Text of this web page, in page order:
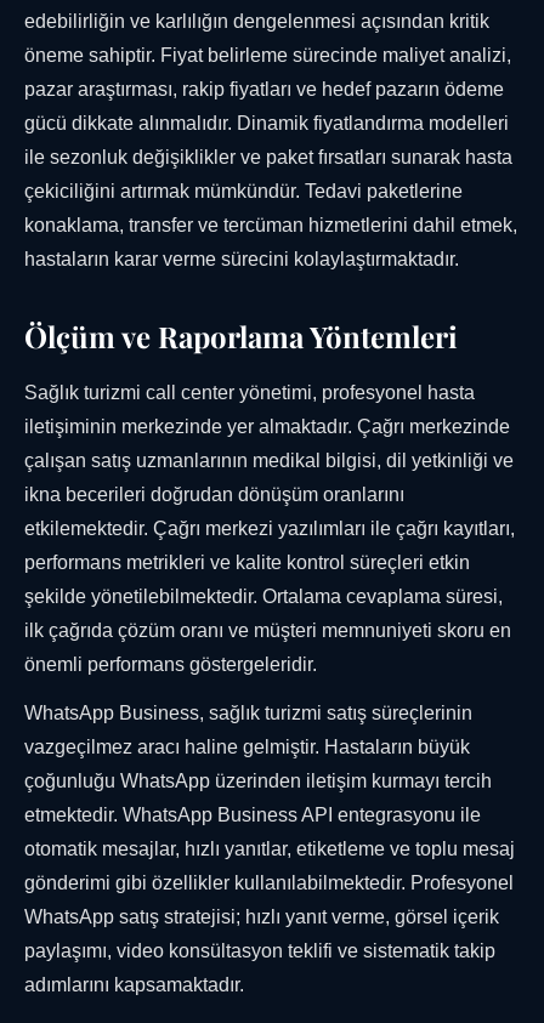
edebilirliğin ve karlılığın dengelenmesi açısından kritik
öneme sahiptir. Fiyat belirleme sürecinde maliyet analizi,
pazar araştırması, rakip fiyatları ve hedef pazarın ödeme
gücü dikkate alınmalıdır. Dinamik fiyatlandırma modelleri
ile sezonluk değişiklikler ve paket fırsatları sunarak hasta
çekiciliğini artırmak mümkündür. Tedavi paketlerine
konaklama, transfer ve tercüman hizmetlerini dahil etmek,
hastaların karar verme sürecini kolaylaştırmaktadır.
Ölçüm ve Raporlama Yöntemleri
Sağlık turizmi call center yönetimi, profesyonel hasta
iletişiminin merkezinde yer almaktadır. Çağrı merkezinde
çalışan satış uzmanlarının medikal bilgisi, dil yetkinliği ve
ikna becerileri doğrudan dönüşüm oranlarını
etkilemektedir. Çağrı merkezi yazılımları ile çağrı kayıtları,
performans metrikleri ve kalite kontrol süreçleri etkin
şekilde yönetilebilmektedir. Ortalama cevaplama süresi,
ilk çağrıda çözüm oranı ve müşteri memnuniyeti skoru en
önemli performans göstergeleridir.
WhatsApp Business, sağlık turizmi satış süreçlerinin
vazgeçilmez aracı haline gelmiştir. Hastaların büyük
çoğunluğu WhatsApp üzerinden iletişim kurmayı tercih
etmektedir. WhatsApp Business API entegrasyonu ile
otomatik mesajlar, hızlı yanıtlar, etiketleme ve toplu mesaj
gönderimi gibi özellikler kullanılabilmektedir. Profesyonel
WhatsApp satış stratejisi; hızlı yanıt verme, görsel içerik
paylaşımı, video konsültasyon teklifi ve sistematik takip
adımlarını kapsamaktadır.